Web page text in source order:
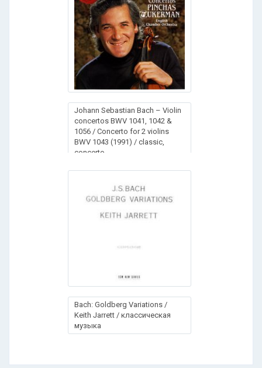
Johann Sebastian Bach – Violin
concertos BWV 1041, 1042 &
1056 / Concerto for 2 violins
BWV 1043 (1991) / classic,
concerto
Bach: Goldberg Variations /
Keith Jarrett / классическая
музыка